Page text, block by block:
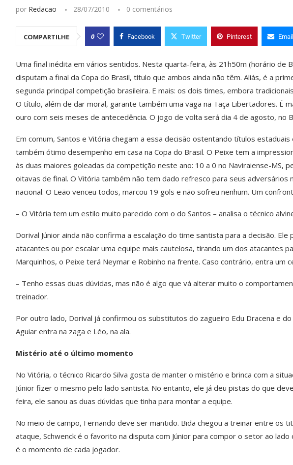
por Redacao 28/07/2010 0 comentários
COMPARTILHE 0 Facebook Twitter Pinterest Email
Uma final inédita em vários sentidos. Nesta quarta-feira, às 21h50m (horário de
disputam a final da Copa do Brasil, título que ambos ainda não têm. Aliás, é a
segunda principal competição brasileira. E mais: os dois times, embora
O título, além de dar moral, garante também uma vaga na Taça Libertadores. É
ouro com seis meses de antecedência. O jogo de volta será dia 4 de agosto, no
Em comum, Santos e Vitória chegam a essa decisão ostentando títulos
também ótimo desempenho em casa na Copa do Brasil. O Peixe tem a
às duas maiores goleadas da competição neste ano: 10 a 0 no Naviraiense-MS,
oitavas de final. O Vitória também não tem dado refresco para seus adversários
nacional. O Leão venceu todos, marcou 19 gols e não sofreu nenhum. Um
– O Vitória tem um estilo muito parecido com o do Santos – analisa o técnico
Dorival Júnior ainda não confirma a escalação do time santista para a decisão.
atacantes ou por escalar uma equipe mais cautelosa, tirando um dos atacantes
Marquinhos, o Peixe terá Neymar e Robinho na frente. Caso contrário, entra um
– Tenho essas duas dúvidas, mas não é algo que vá alterar muito o
treinador.
Por outro lado, Dorival já confirmou os substitutos do zagueiro Edu Dracena e
Aguiar entra na zaga e Léo, na ala.
Mistério até o último momento
No Vitória, o técnico Ricardo Silva gosta de manter o mistério e brinca com a
Júnior fizer o mesmo pelo lado santista. No entanto, ele já deu pistas do que
feira, ele sanou as duas dúvidas que tinha para montar a equipe.
No meio de campo, Fernando deve ser mantido. Bida chegou a treinar entre os
ataque, Schwenck é o favorito na disputa com Júnior para compor o setor ao
é o momento de cada jogador.